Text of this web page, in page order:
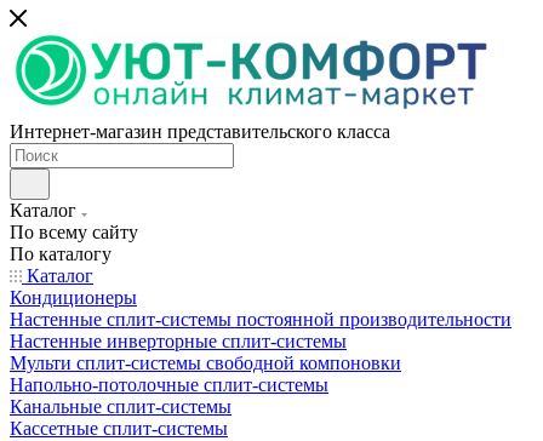
Интернет-магазин представительского класса
Каталог
По всему сайту
По каталогу
Каталог
Кондиционеры
Настенные сплит-системы постоянной производительности
Настенные инверторные сплит-системы
Мульти сплит-системы свободной компоновки
Напольно-потолочные сплит-системы
Канальные сплит-системы
Кассетные сплит-системы